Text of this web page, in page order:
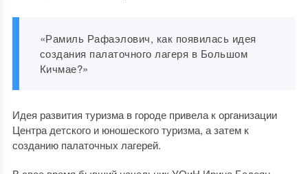
«Рамиль Рафаэлович, как появилась идея
создания палаточного лагеря в Большом
Кичмае?»
Идея развития туризма в городе привела к организации
Центра детского и юношеского туризма, а затем к
созданию палаточных лагерей.